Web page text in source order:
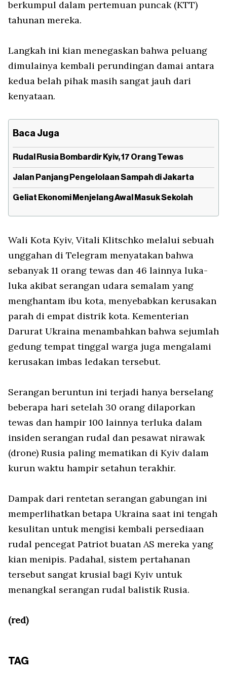
berkumpul dalam pertemuan puncak (KTT)
tahunan mereka.
Langkah ini kian menegaskan bahwa peluang
dimulainya kembali perundingan damai antara
kedua belah pihak masih sangat jauh dari
kenyataan.
Baca Juga
Rudal Rusia Bombardir Kyiv, 17 Orang Tewas
Jalan Panjang Pengelolaan Sampah di Jakarta
Geliat Ekonomi Menjelang Awal Masuk Sekolah
Wali Kota Kyiv, Vitali Klitschko melalui sebuah
unggahan di Telegram menyatakan bahwa
sebanyak 11 orang tewas dan 46 lainnya luka-
luka akibat serangan udara semalam yang
menghantam ibu kota, menyebabkan kerusakan
parah di empat distrik kota. Kementerian
Darurat Ukraina menambahkan bahwa sejumlah
gedung tempat tinggal warga juga mengalami
kerusakan imbas ledakan tersebut.
Serangan beruntun ini terjadi hanya berselang
beberapa hari setelah 30 orang dilaporkan
tewas dan hampir 100 lainnya terluka dalam
insiden serangan rudal dan pesawat nirawak
(drone) Rusia paling mematikan di Kyiv dalam
kurun waktu hampir setahun terakhir.
Dampak dari rentetan serangan gabungan ini
memperlihatkan betapa Ukraina saat ini tengah
kesulitan untuk mengisi kembali persediaan
rudal pencegat Patriot buatan AS mereka yang
kian menipis. Padahal, sistem pertahanan
tersebut sangat krusial bagi Kyiv untuk
menangkal serangan rudal balistik Rusia.
(red)
TAG